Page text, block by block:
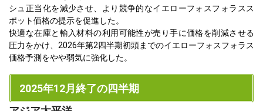
シュ正当化を減少させ、より競争的なイエローフォスフォラスス
ポット価格の提示を促進した。
快適な在庫と輸入材料の利用可能性が売り手に価格を削減させる
圧力をかけ、2026年第2四半期初頭までのイエローフォスフォラス
価格予測をやや弱気に強化した。
2025年12月終了の四半期